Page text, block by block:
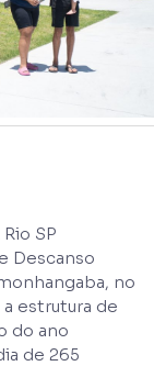
SP
Descanso
no
estrutura de
do ano
de 265